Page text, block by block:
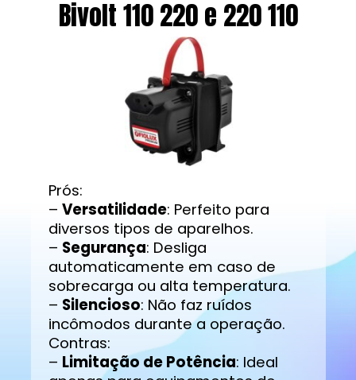
Bivolt 110 220 e 220 110
Prós:
– Versatilidade: Perfeito para
diversos tipos de aparelhos.
– Segurança: Desliga
automaticamente em caso de
sobrecarga ou alta temperatura.
– Silencioso: Não faz ruídos
incômodos durante a operação.
Contras:
– Limitação de Potência: Ideal